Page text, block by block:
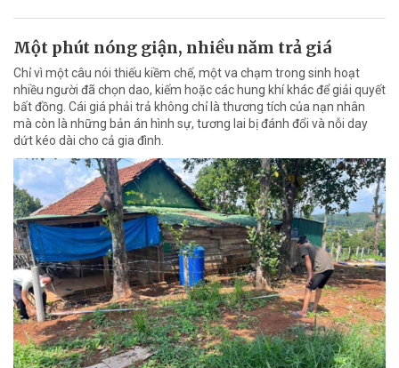
Một phút nóng giận, nhiều năm trả giá
Chỉ vì một câu nói thiếu kiềm chế, một va chạm trong sinh hoạt
nhiều người đã chọn dao, kiếm hoặc các hung khí khác để giải quyết
bất đồng. Cái giá phải trả không chỉ là thương tích của nạn nhân
mà còn là những bản án hình sự, tương lai bị đánh đổi và nỗi day
dứt kéo dài cho cả gia đình.